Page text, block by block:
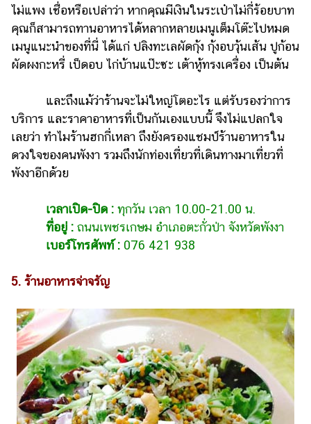
ไม่แพง เชื่อหรือเปล่าว่า หากคุณมีเงินในระเป๋าไม่กี่ร้อยบาท
คุณก็สามารถทานอาหารได้หลากหลายเมนูเต็มโต๊ะไปหมด
เมนูแนะนำของที่นี่ ได้แก่ ปลิงทะเลผัดกุ้ง กุ้งอบวุ้นเส้น ปูก้อน
ผัดผงกะหรี่ เป็ดอบ ไก่บ้านแป๊ะซะ เต้าหู้ทรงเครื่อง เป็นต้น
และถึงแม้ว่าร้านจะไม่ใหญ่โตอะไร แต่รับรองว่าการ
บริการ และราคาอาหารที่เป็นกันเองแบบนี้ จึงไม่แปลกใจ
เลยว่า ทำไมร้านฮกกี่เหลา ถึงยังครองแชมป์ร้านอาหารใน
ดวงใจของคนพังงา รวมถึงนักท่องเที่ยวที่เดินทางมาเที่ยวที่
พังงาอีกด้วย
เวลาเปิด-ปิด : ทุกวัน เวลา 10.00-21.00 น.
ที่อยู่ : ถนนเพชรเกษม อำเภอตะกั่วป่า จังหวัดพังงา
เบอร์โทรศัพท์ : 076 421 938
5. ร้านอาหารจ่าจรัญ